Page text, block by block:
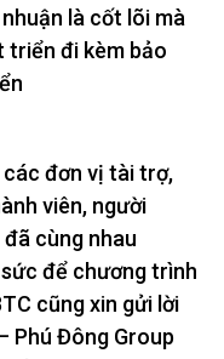
là cốt lõi mà
triển đi kèm bảo
các đơn vị tài trợ,
viên, người
cùng nhau
để chương trình
cũng xin gửi lời
Phú Đông Group